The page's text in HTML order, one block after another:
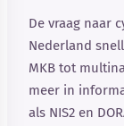
De vraag naar
Nederland
MKB tot
meer in
als NIS2 en